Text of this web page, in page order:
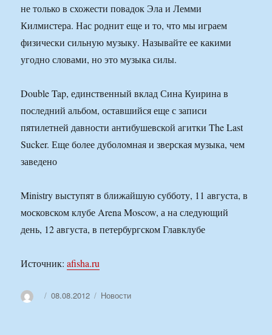
не только в схожести повадок Эла и Лемми
Килмистера. Нас роднит еще и то, что мы играем
физически сильную музыку. Называйте ее какими
угодно словами, но это музыка силы.
Double Tap, единственный вклад Сина Куирина в
последний альбом, оставшийся еще с записи
пятилетней давности антибушевской агитки The Last
Sucker. Еще более дуболомная и зверская музыка, чем
заведено
Ministry выступят в ближайшую субботу, 11 августа, в
московском клубе Arena Moscow, а на следующий
день, 12 августа, в петербургском Главклубе
Источник:afisha.ru
АвторОпубликовано
08.08.2012 Рубрики
Новости